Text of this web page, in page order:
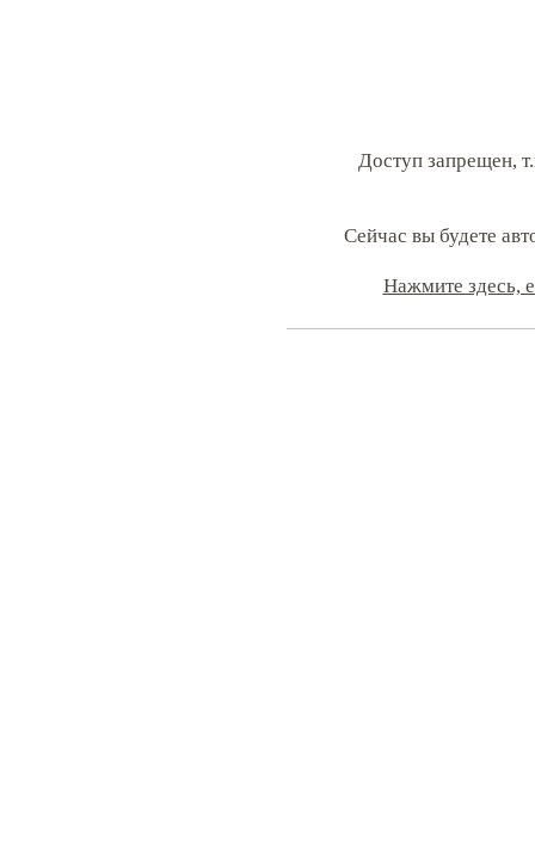
Доступ запрещен,
Сейчас вы будете
Нажмите здесь,